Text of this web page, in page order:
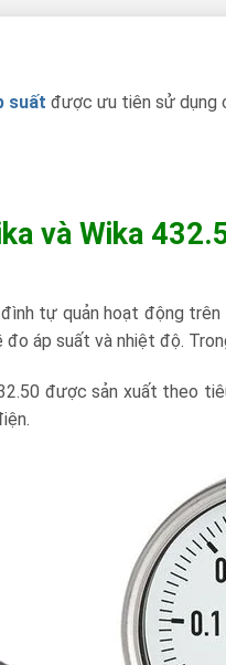
suất được ưu tiên sử dụng
và Wika
tự quản hoạt động
áp suất và nhiệt độ.
được sản xuất theo